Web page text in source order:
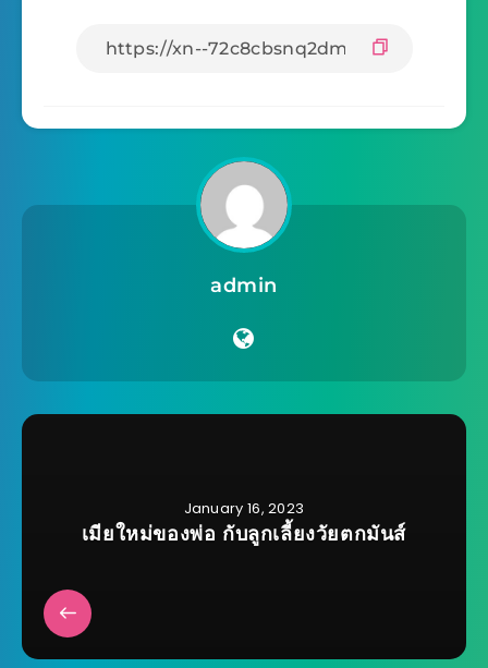
admin
January 16, 2023
เมียใหม่ของพ่อ กับลูกเลี้ยงวัยตกมันส์